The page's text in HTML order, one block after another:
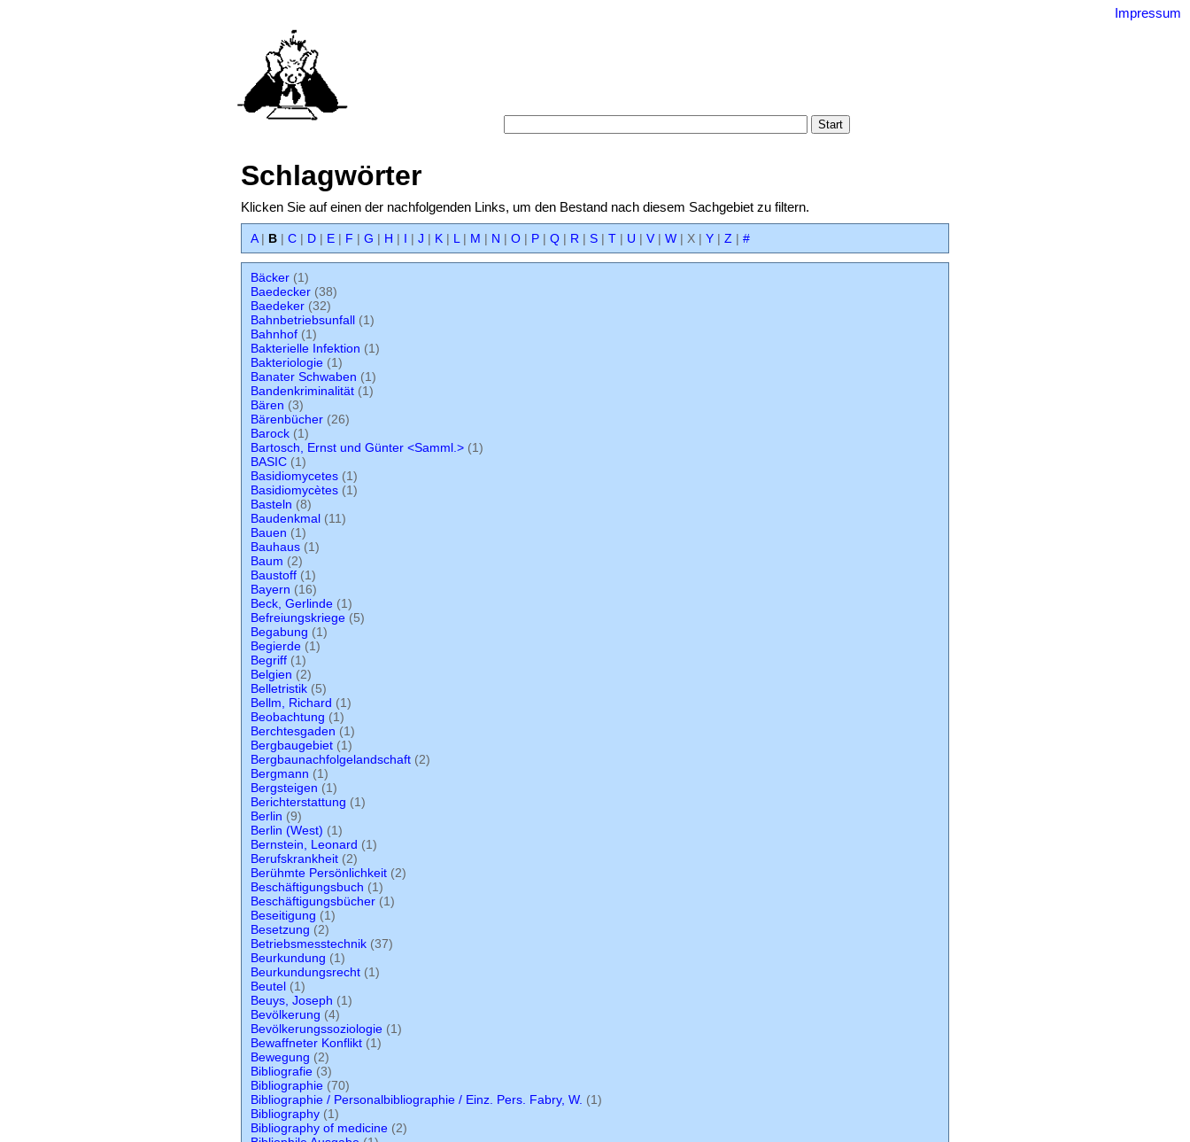
Impressum
Schlagwörter
Klicken Sie auf einen der nachfolgenden Links, um den Bestand nach diesem Sachgebiet zu filtern.
A| B | C | D | E | F | G | H | I | J | K | L | M | N | O | P | Q | R | S | T | U | V | W | X | Y | Z | #
Bäcker (1)
Baedecker (38)
Baedeker (32)
Bahnbetriebsunfall (1)
Bahnhof (1)
Bakterielle Infektion (1)
Bakteriologie (1)
Banater Schwaben (1)
Bandenkriminalität (1)
Bären (3)
Bärenbücher (26)
Barock (1)
Bartosch, Ernst und Günter <Samml.> (1)
BASIC (1)
Basidiomycetes (1)
Basidiomycètes (1)
Basteln (8)
Baudenkmal (11)
Bauen (1)
Bauhaus (1)
Baum (2)
Baustoff (1)
Bayern (16)
Beck, Gerlinde (1)
Befreiungskriege (5)
Begabung (1)
Begierde (1)
Begriff (1)
Belgien (2)
Belletristik (5)
Bellm, Richard (1)
Beobachtung (1)
Berchtesgaden (1)
Bergbaugebiet (1)
Bergbaunachfolgelandschaft (2)
Bergmann (1)
Bergsteigen (1)
Berichterstattung (1)
Berlin (9)
Berlin (West) (1)
Bernstein, Leonard (1)
Berufskrankheit (2)
Berühmte Persönlichkeit (2)
Beschäftigungsbuch (1)
Beschäftigungsbücher (1)
Beseitigung (1)
Besetzung (2)
Betriebsmesstechnik (37)
Beurkundung (1)
Beurkundungsrecht (1)
Beutel (1)
Beuys, Joseph (1)
Bevölkerung (4)
Bevölkerungssoziologie (1)
Bewaffneter Konflikt (1)
Bewegung (2)
Bibliografie (3)
Bibliographie (70)
Bibliographie / Personalbibliographie / Einz. Pers. Fabry, W. (1)
Bibliography (1)
Bibliography of medicine (2)